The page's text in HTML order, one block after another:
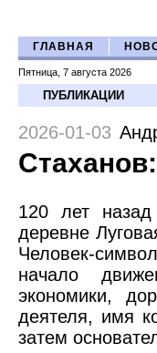
ГЛАВНАЯ
Пятница, 7 августа 2026
ПУБЛИКАЦИИ
2026-01-03
120 лет
деревне
Человек-
начало
экономики,
деятеля, имя
затем